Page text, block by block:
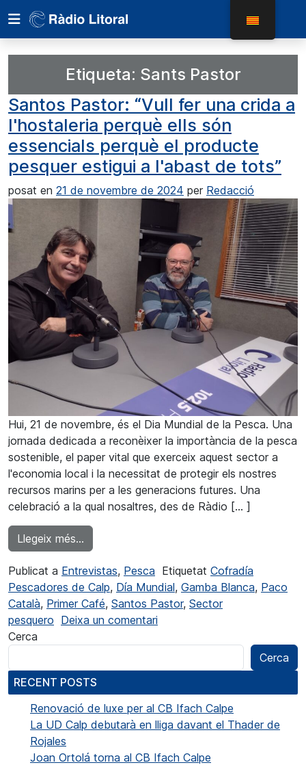
Etiqueta: Sants Pastor
Santos Pastor: “Vull fer una crida a
l'hostaleria perquè ells són
essencials perquè el producte
pesquer estigui a l'abast de tots”
posat en 21 de novembre de 2024 per Redacció
Hui, 21 de novembre, és el Dia Mundial de la Pesca. Una
jornada dedicada a reconèixer la importància de la pesca
sostenible, el paper vital que exerceix aquest sector a
l'economia local i la necessitat de protegir els nostres
recursos marins per a les generacions futures. Una
celebració a la qual nosaltres, des de Ràdio [… ]
Llegeix més…
Publicat a Entrevistas, Pesca Etiquetat Cofradía
Pescadores de Calp, Día Mundial, Gamba Blanca, Paco
Català, Primer Café, Santos Pastor, Sector
pesquero Deixa un comentari
Cerca
Cerca
RECENT POSTS
Renovació de luxe per al CB Ifach Calpe
La UD Calp debutarà en lliga davant el Thader de
Rojales
Joan Ortolá torna al CB Ifach Calpe